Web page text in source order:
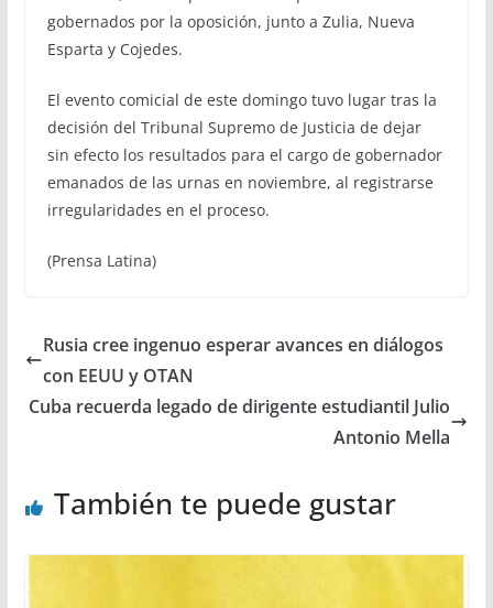
gobernados por la oposición, junto a Zulia, Nueva
Esparta y Cojedes.
El evento comicial de este domingo tuvo lugar tras la
decisión del Tribunal Supremo de Justicia de dejar
sin efecto los resultados para el cargo de gobernador
emanados de las urnas en noviembre, al registrarse
irregularidades en el proceso.
(Prensa Latina)
Rusia cree ingenuo esperar avances en diálogos
con EEUU y OTAN
Cuba recuerda legado de dirigente estudiantil Julio
Antonio Mella
También te puede gustar